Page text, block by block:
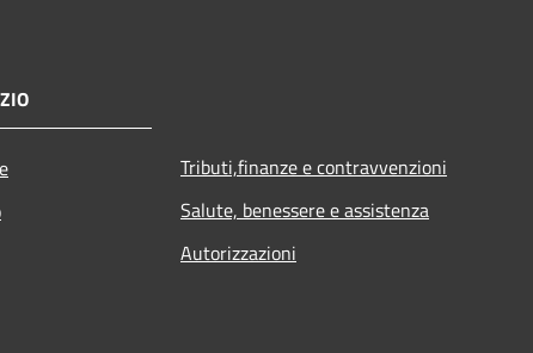
Tributi,finanze e contravvenzioni
Salute, benessere e assistenza
Autorizzazioni